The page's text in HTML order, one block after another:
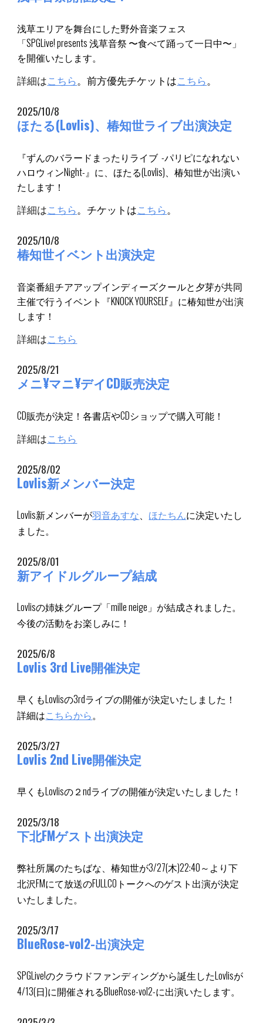
浅草エリアを舞台にした野外音楽フェス
「SPGLive! presents 浅草音祭 〜食べて踊って一日中〜」
を開催いたします。
詳細はこちら。前方優先チケットはこちら。
2025/10/8
ほたる(Lovlis)、椿知世ライブ出演決定
『ずんのバラードまったりライブ -パリピになれない
ハロウィンNight-』に、ほたる(Lovlis)、椿知世が出演い
たします！
詳細はこちら。チケットはこちら。
2025/10/8
椿知世イベント出演決定
音楽番組チアアップインディーズクールと夕芽が共同
主催で行うイベント『KNOCK YOURSELF』に椿知世が出演
します！
詳細はこちら
2025/8/21
メニ¥マニ¥デイCD販売決定
CD販売が決定！各書店やCDショップで購入可能！
詳細はこちら
2025/8/02
Lovlis新メンバー決定
Lovlis新メンバーが羽音あすな、 ほたちんに決定いたし
ました。
2025/8/01
新アイドルグループ結成
Lovlisの姉妹グループ「mille neige」が結成されました。
今後の活動をお楽しみに！
2025/6/8
Lovlis 3rd Live開催決定
早くもLovlisの3rdライブの開催が決定いたしました！
詳細はこちらから。
2025/3/27
Lovlis 2nd Live開催決定
早くもLovlisの２ndライブの開催が決定いたしました！
2025/3/18
下北FMゲスト出演決定
弊社所属のたちばな、椿知世が3/27(木)22:40～より下
北沢FMにて放送のFULLCOトークへのゲスト出演が決定
いたしました。
2025/3/17
BlueRose-vol2-出演決定
SPGLive!のクラウドファンディングから誕生したLovlisが
4/13(日)に開催されるBlueRose-vol2-に出演いたします。